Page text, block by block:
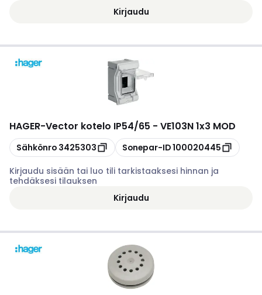
Kirjaudu
HAGER-Vector kotelo IP54/65 - VE103N 1x3 MOD
Kopioi
Sähkönro 3425303 Kopioi
Sonepar-ID100020445
Kirjaudu sisään tai luo tili tarkistaaksesi hinnan ja
tehdäksesi tilauksen
Kirjaudu